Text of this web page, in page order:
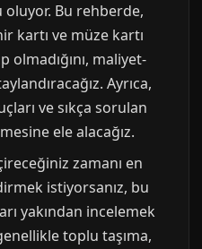
Bu rehberde,
kartı ve müze kartı
olmadığını, maliyet-
Ayrıca,
ve sıkça sorulan
ele alacağız.
zamanı en
istiyorsanız, bu
yakından incelemek
toplu taşıma,